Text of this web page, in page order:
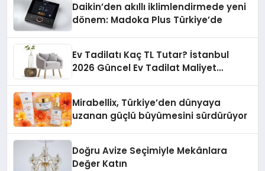
Daikin’den akıllı iklimlendirmede yeni
dönem: Madoka Plus Türkiye’de
Ev Tadilatı Kaç TL Tutar? İstanbul
2026 Güncel Ev Tadilat Maliyet
Mirabellix, Türkiye’den dünyaya
uzanan güçlü büyümesini sürdürüyor
Doğru Avize Seçimiyle Mekânlara
Değer Katın